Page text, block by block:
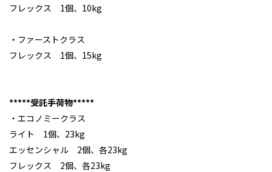
フレックス 1個、10kg
・ファーストクラス
フレックス 1個、15kg
*****受託手荷物*****
・エコノミークラス
ライト 1個、23kg
エッセンシャル 2個、各23kg
フレックス 2個、各23kg